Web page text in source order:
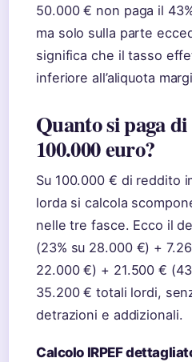
50.000 € non paga il
ma solo sulla parte
significa che il tasso
inferiore all’aliquota
Quanto si paga di
100.000 euro?
Su 100.000 € di reddito
lorda si calcola
nelle tre fasce. Ecco il
(23% su 28.000 €) +
22.000 €) + 21.500 €
35.200 € totali lordi,
detrazioni e addizionali.
Calcolo IRPEF